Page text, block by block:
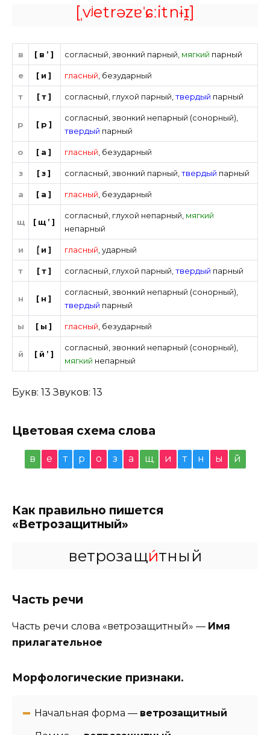
[ˌvʲetrəzɐˈɕːitnɨɪ̯]
в [в’] согласный ,звонкий парный мягкий парный
е [и] гласный безударный
т [т] согласный глухой парный ,твердый парный
р [р]
согласный ,звонкий непарный (сонорный)
твердый парный
о [а] гласный безударный
з [з] согласный ,звонкий парный ,твердый парный
а [а] гласный безударный
щ [щ’]
согласный глухой непарный мягкий
непарный
и [́и] гласный ,ударный
т [т] согласный глухой парный ,твердый парный
н [н]
согласный ,звонкий непарный (сонорный)
твердый парный
ы [ы] гласный безударный
й [й’]
согласный ,звонкий непарный (сонорный)
мягкий непарный
Букв: 13 Звуков: 13
Цветовая схема слова
в е т р о з а щ и т н ы й
Как правильно пишется
«Ветрозащитный»
ветрозащи́тный
Часть речи
Часть речи слова «ветрозащитный» — Имя
прилагательное
Морфологические признаки.
Начальная форма — ветрозащитный